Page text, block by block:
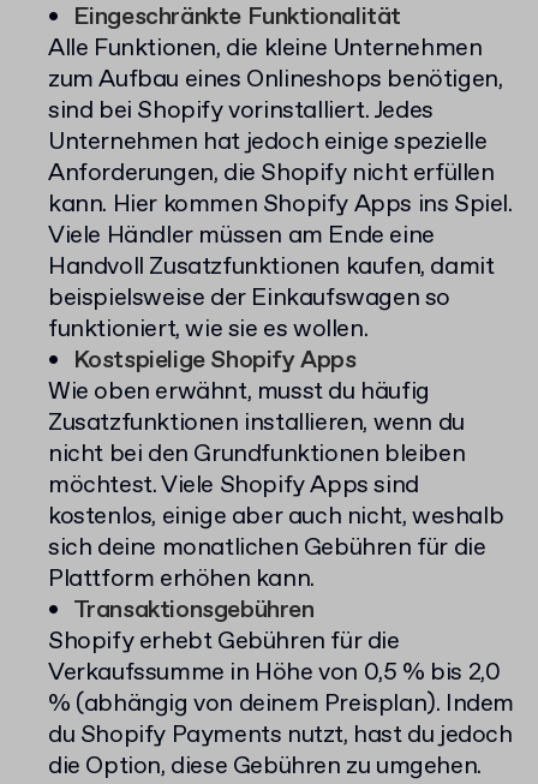
Eingeschränkte Funktionalität
Alle Funktionen, die kleine Unternehmen
zum Aufbau eines Onlineshops benötigen,
sind bei Shopify vorinstalliert. Jedes
Unternehmen hat jedoch einige spezielle
Anforderungen, die Shopify nicht erfüllen
kann. Hier kommen Shopify Apps ins Spiel.
Viele Händler müssen am Ende eine
Handvoll Zusatzfunktionen kaufen, damit
beispielsweise der Einkaufswagen so
funktioniert, wie sie es wollen.
Kostspielige Shopify Apps
Wie oben erwähnt, musst du häufig
Zusatzfunktionen installieren, wenn du
nicht bei den Grundfunktionen bleiben
möchtest. Viele Shopify Apps sind
kostenlos, einige aber auch nicht, weshalb
sich deine monatlichen Gebühren für die
Plattform erhöhen kann.
Transaktionsgebühren
Shopify erhebt Gebühren für die
Verkaufssumme in Höhe von 0,5 % bis 2,0
% (abhängig von deinem Preisplan). Indem
du Shopify Payments nutzt, hast du jedoch
die Option, diese Gebühren zu umgehen.